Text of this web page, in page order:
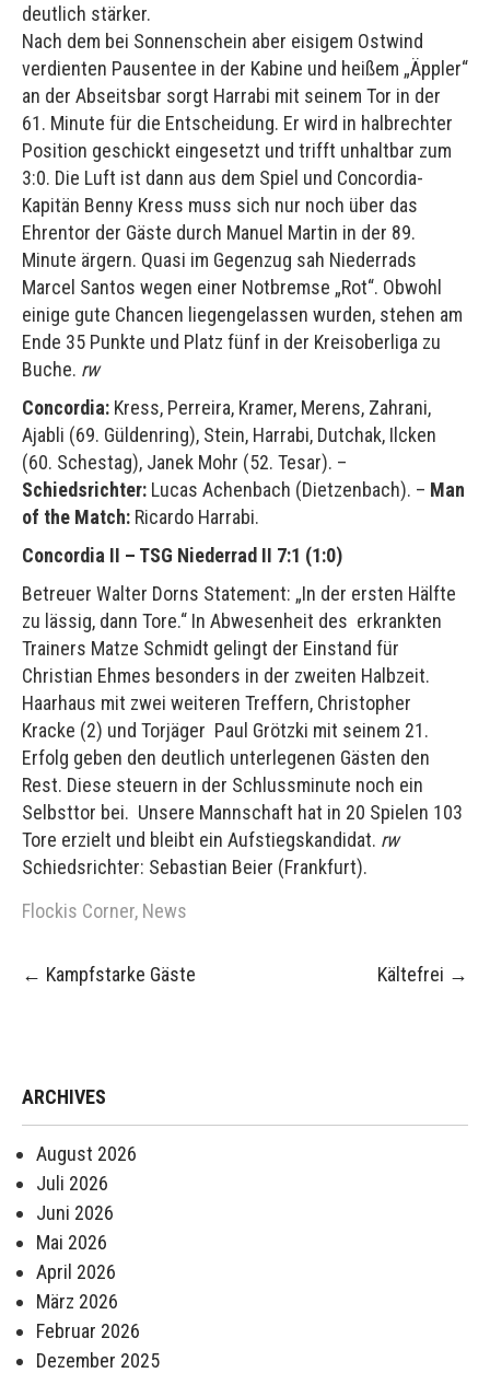
deutlich stärker.
Nach dem bei Sonnenschein aber eisigem Ostwind
verdienten Pausentee in der Kabine und heißem „Äppler“
an der Abseitsbar sorgt Harrabi mit seinem Tor in der
61. Minute für die Entscheidung. Er wird in halbrechter
Position geschickt eingesetzt und trifft unhaltbar zum
3:0. Die Luft ist dann aus dem Spiel und Concordia-
Kapitän Benny Kress muss sich nur noch über das
Ehrentor der Gäste durch Manuel Martin in der 89.
Minute ärgern. Quasi im Gegenzug sah Niederrads
Marcel Santos wegen einer Notbremse „Rot“. Obwohl
einige gute Chancen liegengelassen wurden, stehen am
Ende 35 Punkte und Platz fünf in der Kreisoberliga zu
Buche. rw
Concordia: Kress, Perreira, Kramer, Merens, Zahrani,
Ajabli (69. Güldenring), Stein, Harrabi, Dutchak, Ilcken
(60. Schestag), Janek Mohr (52. Tesar). –
Schiedsrichter: Lucas Achenbach (Dietzenbach). – Man
of the Match: Ricardo Harrabi.
Concordia II – TSG Niederrad II 7:1 (1:0)
Betreuer Walter Dorns Statement: „In der ersten Hälfte
zu lässig, dann Tore.“ In Abwesenheit des erkrankten
Trainers Matze Schmidt gelingt der Einstand für
Christian Ehmes besonders in der zweiten Halbzeit.
Haarhaus mit zwei weiteren Treffern, Christopher
Kracke (2) und Torjäger Paul Grötzki mit seinem 21.
Erfolg geben den deutlich unterlegenen Gästen den
Rest. Diese steuern in der Schlussminute noch ein
Selbsttor bei. Unsere Mannschaft hat in 20 Spielen 103
Tore erzielt und bleibt ein Aufstiegskandidat. rw
Schiedsrichter: Sebastian Beier (Frankfurt).
Flockis Corner, News
Post
← Kampfstarke Gäste Kältefrei →
ARCHIVES
August 2026
Juli 2026
Juni 2026
Mai 2026
April 2026
März 2026
Februar 2026
Dezember 2025